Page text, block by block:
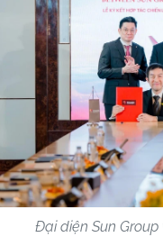
Đại diện Sun